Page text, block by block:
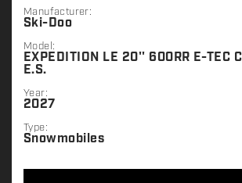
Manufacturer:
Ski-Doo
Model:
EXPEDITION LE 20'' 600RR E-TEC
E.S.
Year:
2027
Type:
Snowmobiles